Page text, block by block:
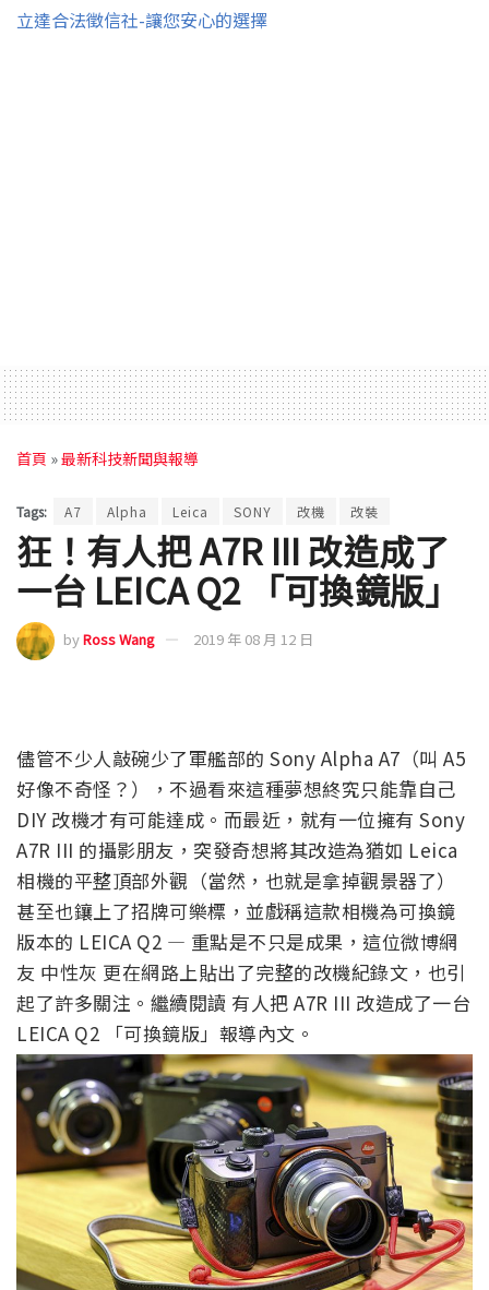
立達合法徵信社-讓您安心的選擇
首頁 »最新科技新聞與報導
Tags: A7 Alpha Leica SONY 改機 改裝
狂！有人把 A7R III 改造成了
一台 LEICA Q2 「可換鏡版」
byRoss Wang 2019 年 08 月 12 日
儘管不少人敲碗少了軍艦部的 Sony Alpha A7（叫 A5
好像不奇怪？），不過看來這種夢想終究只能靠自己
DIY 改機才有可能達成。而最近，就有一位擁有 Sony
A7R III 的攝影朋友，突發奇想將其改造為猶如 Leica
相機的平整頂部外觀（當然，也就是拿掉觀景器了）
甚至也鑲上了招牌可樂標，並戲稱這款相機為可換鏡
版本的 LEICA Q2 — 重點是不只是成果，這位微博網
友 中性灰 更在網路上貼出了完整的改機紀錄文，也引
起了許多關注。繼續閱讀 有人把 A7R III 改造成了一台
LEICA Q2 「可換鏡版」報導內文。